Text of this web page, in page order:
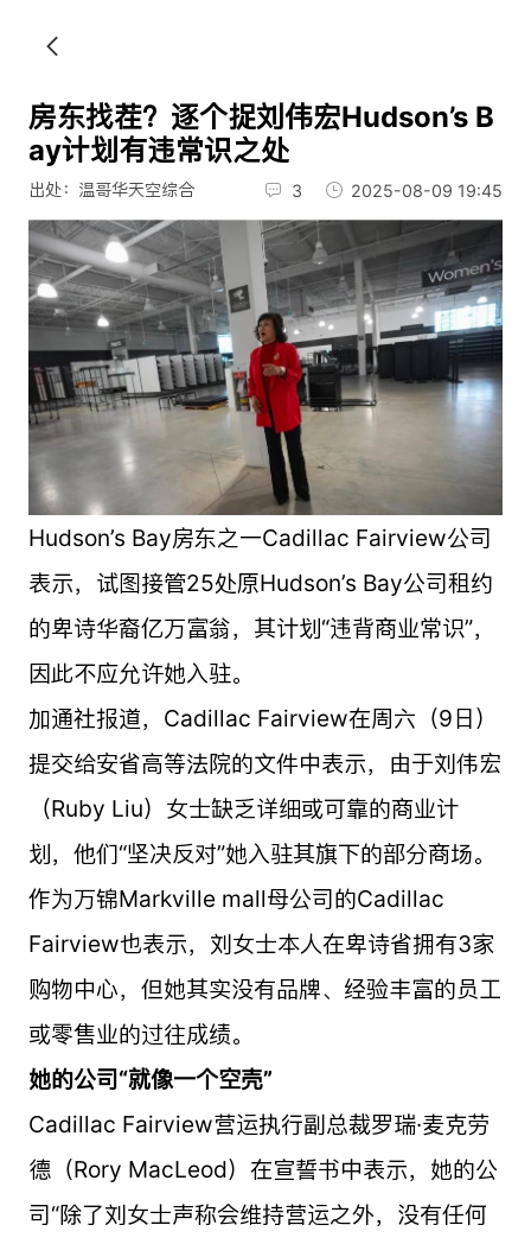
房东找茬？逐个捉刘伟宏Hudson’s B
ay计划有违常识之处
出处：温哥华天空综合 3 2025-08-09 19:45
Hudson’s Bay房东之一Cadillac Fairview公司
表示，试图接管25处原Hudson’s Bay公司租约
的卑诗华裔亿万富翁，其计划“违背商业常识”，
因此不应允许她入驻。
加通社报道，Cadillac Fairview在周六（9日）
提交给安省高等法院的文件中表示，由于刘伟宏
（Ruby Liu）女士缺乏详细或可靠的商业计
划，他们“坚决反对”她入驻其旗下的部分商场。
作为万锦Markville mall母公司的Cadillac
Fairview也表示，刘女士本人在卑诗省拥有3家
购物中心，但她其实没有品牌、经验丰富的员工
或零售业的过往成绩。
她的公司“就像一个空壳”
Cadillac Fairview营运执行副总裁罗瑞·麦克劳
德（Rory MacLeod）在宣誓书中表示，她的公
司“除了刘女士声称会维持营运之外，没有任何